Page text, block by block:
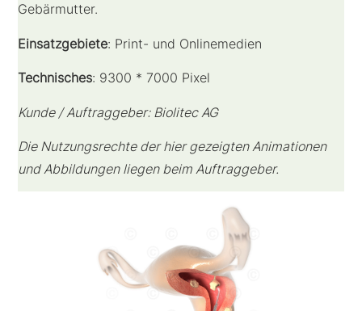
Gebärmutter.
Einsatzgebiete: Print- und Onlinemedien
Technisches: 9300 * 7000 Pixel
Kunde / Auftraggeber: Biolitec AG
Die Nutzungsrechte der hier gezeigten Animationen
und Abbildungen liegen beim Auftraggeber.